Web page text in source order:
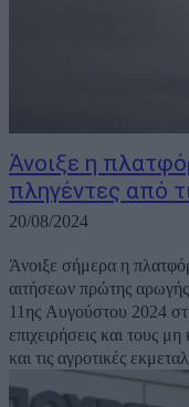
Άνοιξε η
πληγέντες από
20/08/2024
Άνοιξε σήμερα η
αιτήσεων πρώτης αρωγής
11ης Αυγούστου 2024
επιχειρήσεις και τους
και τις αγροτικές